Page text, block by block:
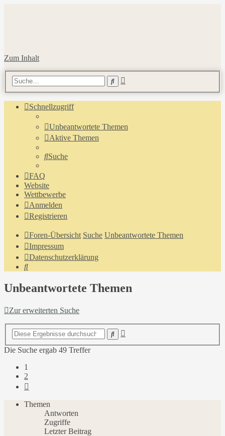
Zum Inhalt
Suche
Schnellzugriff
Unbeantwortete Themen
Aktive Themen
Suche
FAQ
Website
Wettbewerbe
Anmelden
Registrieren
Foren-Übersicht Suche Unbeantwortete Themen
Impressum
Datenschutzerklärung
Suche
Unbeantwortete Themen
Zur erweiterten Suche
Suche
Die Suche ergab 49 Treffer
1
2
Themen
Antworten
Zugriffe
Letzter Beitrag